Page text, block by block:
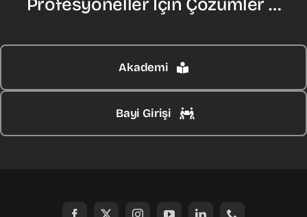
Akademi
Bayi Girişi